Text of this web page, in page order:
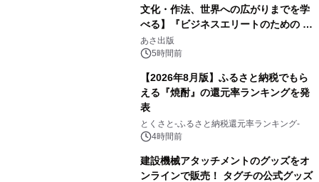
文化・作法、世界への広がりまでを学
べる】『ビジネスエリートのための 教
養としての蕎麦』2026年8月25日
（火）発売
あさ出版
5時間前
【2026年8月版】ふるさと納税でもら
える『焼酎』の還元率ランキングを発
表
とくさと-ふるさと納税還元率ランキング-
4時間前
建設機械アタッチメントのグッズをオ
ンラインで販売！ タグチの公式グッズ